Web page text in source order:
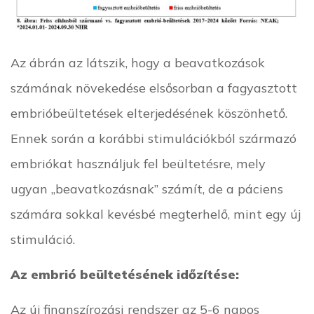
Az ábrán az látszik, hogy a beavatkozások
számának növekedése elsősorban a fagyasztott
embrióbeültetések elterjedésének köszönhető.
Ennek során a korábbi stimulációkból származó
embriókat használjuk fel beültetésre, mely
ugyan „beavatkozásnak” számít, de a páciens
számára sokkal kevésbé megterhelő, mint egy új
stimuláció.
Az embrió beültetésének időzítése:
Az új finanszírozási rendszer az 5-6 napos